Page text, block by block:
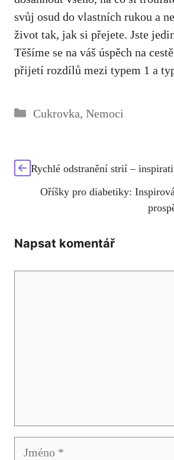
svůj osud do‌ vlastních rukou a
život tak, jak si přejete. Jste
Těšíme se ‌na ​váš úspěch ⁤na
přijetí rozdílů mezi typem 1‍ a
Rubriky
Cukrovka, Nemoci
Rychlé odstranění strií –
Oříšky pro diabetiky:
Napsat komentář
Jméno